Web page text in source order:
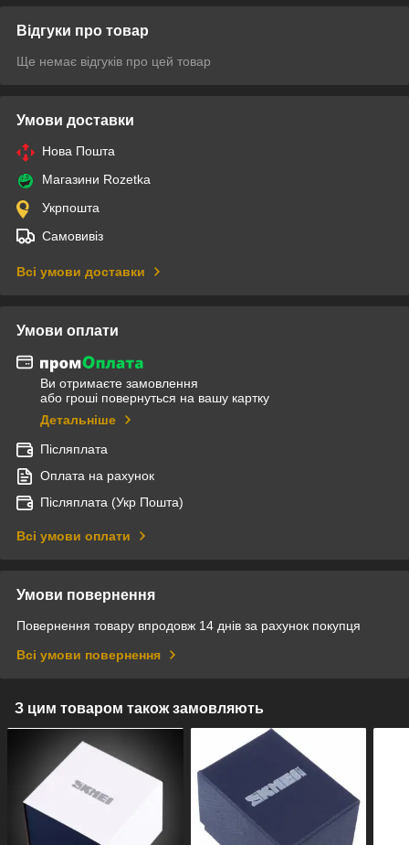
Відгуки про товар
Ще немає відгуків про цей товар
Умови доставки
Нова Пошта
Магазини Rozetka
Укрпошта
Самовивіз
Всі умови доставки
Умови оплати
Ви отримаєте замовлення
або гроші повернуться на вашу картку
Детальніше
Післяплата
Оплата на рахунок
Післяплата (Укр Пошта)
Всі умови оплати
Умови повернення
Повернення товару впродовж 14 днів за рахунок покупця
Всі умови повернення
З цим товаром також замовляють